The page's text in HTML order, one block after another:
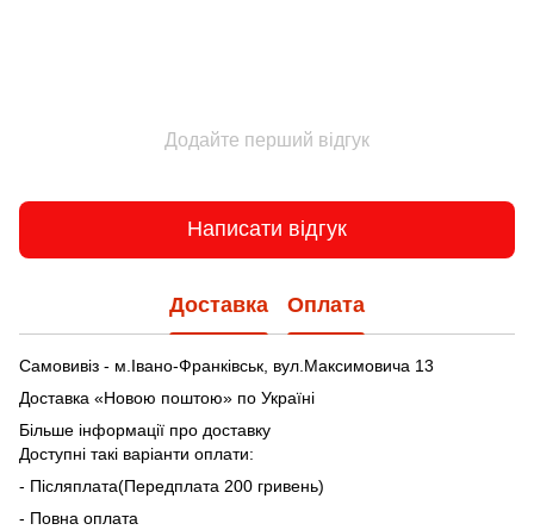
Додайте перший відгук
Написати відгук
Доставка Оплата
Самовивіз - м.Івано-Франківськ, вул.Максимовича 13
Доставка «Новою поштою» по Україні
Більше інформації про доставку
Доступні такі варіанти оплати:
- Післяплата(Передплата 200 гривень)
- Повна оплата